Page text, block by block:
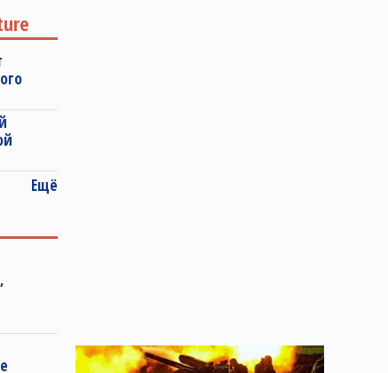
Ещё